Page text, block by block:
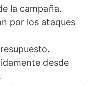
la campaña.
por los ataques
desde